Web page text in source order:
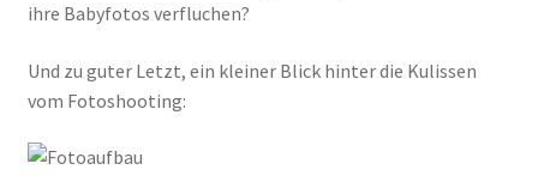
ihre Babyfotos verfluchen?
Und zu guter Letzt, ein kleiner Blick hinter die Kulissen
vom Fotoshooting: